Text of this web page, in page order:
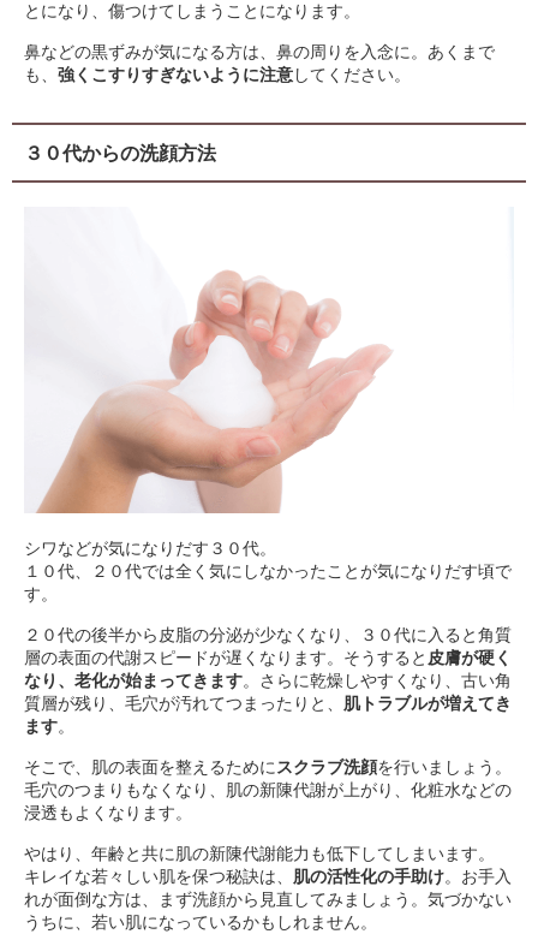
とになり、傷つけてしまうことになります。
鼻などの黒ずみが気になる方は、鼻の周りを入念に。あくまで
も、 強くこすりすぎないように注意してください。
３０代からの洗顔方法
シワなどが気になりだす３０代。
１０代、２０代では全く気にしなかったことが気になりだす頃で
す。
２０代の後半から皮脂の分泌が少なくなり、３０代に入ると角質
層の表面の代謝スピードが遅くなります。そうすると 皮膚が硬く
なり、老化が始まってきます。さらに乾燥しやすくなり、古い角
質層が残り、毛穴が汚れてつまったりと、 肌トラブルが増えてき
ます。
そこで、肌の表面を整えるためにスクラブ洗顔を行いましょう。
毛穴のつまりもなくなり、肌の新陳代謝が上がり、化粧水などの
浸透もよくなります。
やはり、年齢と共に肌の新陳代謝能力も低下してしまいます。
キレイな若々しい肌を保つ秘訣は、 肌の活性化の手助け。お手入
れが面倒な方は、まず洗顔から見直してみましょう。気づかない
うちに、若い肌になっているかもしれません。